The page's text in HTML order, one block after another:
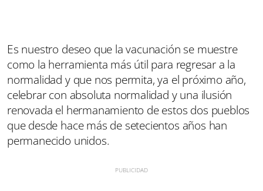
Es nuestro deseo que la vacunación se muestre
como la herramienta más útil para regresar a la
normalidad y que nos permita, ya el próximo año,
celebrar con absoluta normalidad y una ilusión
renovada el hermanamiento de estos dos pueblos
que desde hace más de setecientos años han
permanecido unidos.